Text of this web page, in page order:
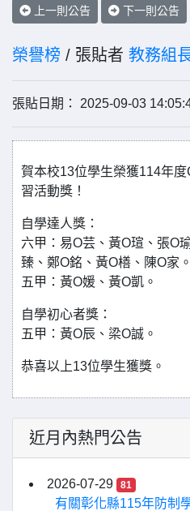
上一則公告 下一則公告
榮譽榜 / 張貼者 教務組
張貼日期： 2025-09-03
賀本校13位學生榮獲114年
習活動獎！
自學達人獎：
六甲：易O芸、黃O瑄、張O
臻、鄭O銘、黃O橏、陳O家。
五甲：黃O媛、黃O凱。
自學初心者獎：
五甲：黃O辰、梁O誠。
恭喜以上13位學生獲獎。
近月內熱門公告
2026-07-29 81
有關彰化縣115年防制